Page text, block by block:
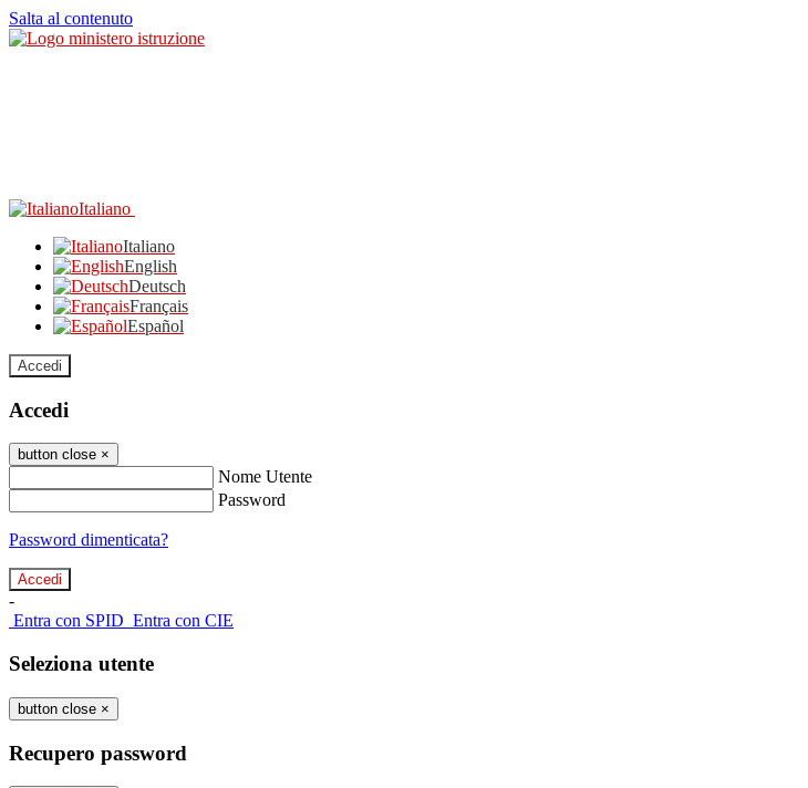
Salta al contenuto
Italiano
Italiano
English
Deutsch
Français
Español
Accedi
Accedi
button close ×
Nome Utente
Password
Password dimenticata?
-
Entra con SPID Entra con CIE
Seleziona utente
button close ×
Recupero password